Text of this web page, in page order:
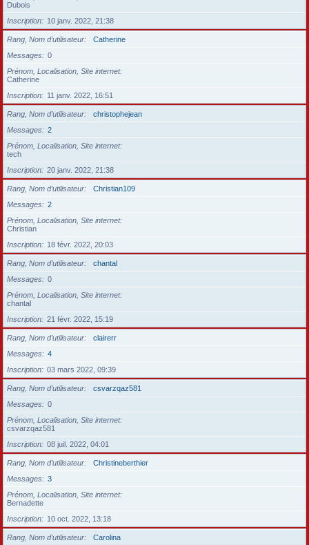
Dubois
Inscription
10 janv. 2022, 21:38
Rang, Nom d’utilisateur
Catherine
Messages
0
Prénom, Localisation, Site internet
Catherine
Inscription
11 janv. 2022, 16:51
Rang, Nom d’utilisateur
christophejean
Messages
2
Prénom, Localisation, Site internet
tech
Inscription
20 janv. 2022, 21:38
Rang, Nom d’utilisateur
Christian109
Messages
2
Prénom, Localisation, Site internet
Christian
Inscription
18 févr. 2022, 20:03
Rang, Nom d’utilisateur
chantal
Messages
0
Prénom, Localisation, Site internet
chantal
Inscription
21 févr. 2022, 15:19
Rang, Nom d’utilisateur
clairerr
Messages
4
Inscription
03 mars 2022, 09:39
Rang, Nom d’utilisateur
csvarzqaz581
Messages
0
Prénom, Localisation, Site internet
csvarzqaz581
Inscription
08 juil. 2022, 04:01
Rang, Nom d’utilisateur
Christineberthier
Messages
3
Prénom, Localisation, Site internet
Bernadette
Inscription
10 oct. 2022, 13:18
Rang, Nom d’utilisateur
Carolina